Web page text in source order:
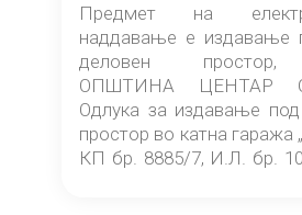
Предмет на
наддавање е издавање
деловен простор,
ОПШТИНА ЦЕНТАР
Одлука за издавање под
простор во катна гаража
КП бр. 8885/7, И.Л. бр.